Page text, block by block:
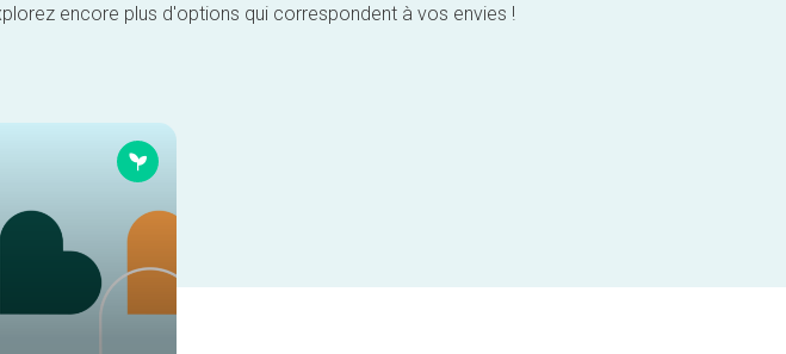
encore plus d'options qui correspondent à vos envies !